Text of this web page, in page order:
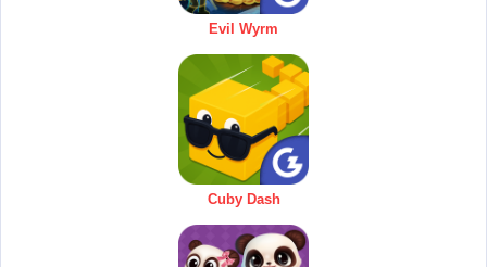
Evil Wyrm
Cuby Dash